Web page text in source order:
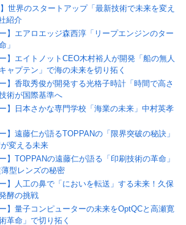
】世界のスタートアップ「最新技術で未来を変え
紹介
】エアロエッジ森西淳「リープエンジンのター
」
】エイトノットCEO木村裕人が開発「船の無人
ャプテン」で海の未来を切り拓く
】香取秀俊が開発する光格子時計「時間で高さ
術が国際基準へ
】日本さかな専門学校「海業の未来」中村英孝
】遠藤仁が語るTOPPANの「限界突破の秘訣」
変える未来
】TOPPANの遠藤仁が語る「印刷技術の革命」
型レンズの秘密
】人工の鼻で「においを転送」する未来！久保
酵の挑戦
】量子コンピューターの未来をOptQCと高瀬寛
革命」で切り拓く